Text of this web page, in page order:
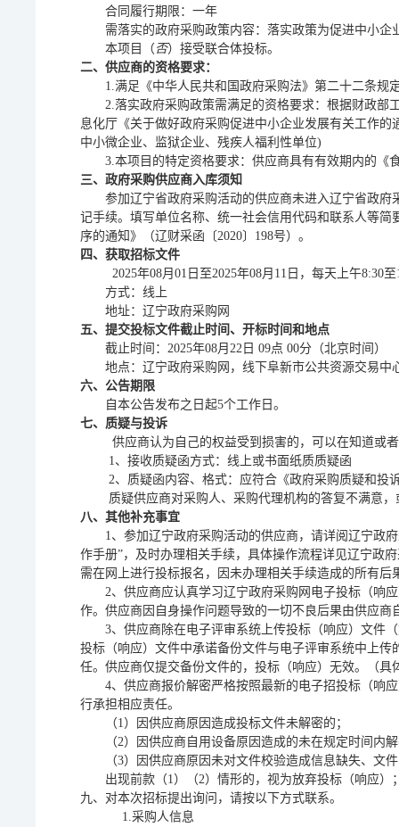
合同履行期限： 一年
需落实的政府采购政策内容：落实政策为促进中小
本项目（ 否）接受联合体投标。
二、供应商的资格要求：
1.满足《中华人民共和国政府采购法》第二十二条规
2.落实政府采购政策需满足的资格要求：根据财政部
息化厅《关于做好政府采购促进中小企业发展有关工作
中小微企业、监狱企业、残疾人福利性单位)
3.本项目的特定资格要求： 供应商具有有效期内的 《
三、政府采购供应商入库须知
参加辽宁省政府采购活动的供应商未进入辽宁省政
记手续。填写单位名称、统一社会信用代码和联系人等
序的通知》（辽财采函〔2020〕198号）。
四、获取招标文件
2025年08月 01 日至2025年08月 11 日，每天上午8:30
方式：线上
地址：辽宁政府采购网
五、提交投标文件截止时间、开标时间和地点
截止时间： 2025年08月 22 日 09点 00分（北京时间）
地点：辽宁政府采购网，线下阜新市公共资源交易中
六、公告期限
自本公告发布之日起5个工作日。
七、质疑与投诉
供应商认为自己的权益受到损害的，可以在知道或
1、接收质疑函方式： 线上或书面纸质质疑函
2、质疑函内容、格式：应符合《政府采购质疑和
质疑供应商对采购人、采购代理机构的答复不满意
八、其他补充事宜
1、参加辽宁政府采购活动的供应商，请详阅辽宁政
作手册”，及时办理相关手续，具体操作流程详见辽宁政
需在网上进行投标报名，因未办理相关手续造成的所有后
2、供应商应认真学习辽宁政府采购网电子投标（响
作。供应商因自身操作问题导致的一切不良后果由供应
3、供应商除在电子评审系统上传投标（响应）文件
投标（响应）文件中承诺备份文件与电子评审系统中上
任。供应商仅提交备份文件的，投标（响应）无效。（
4、供应商报价解密严格按照最新的电子招投标（响
行承担相应责任。
（1）因供应商原因造成投标文件未解密的；
（2）因供应商自用设备原因造成的未在规定时间内
（3）因供应商原因未对文件校验造成信息缺失、文
出现前款（1）（2）情形的，视为放弃投标（响应
九、对本次招标提出询问，请按以下方式联系。
1.采购人信息